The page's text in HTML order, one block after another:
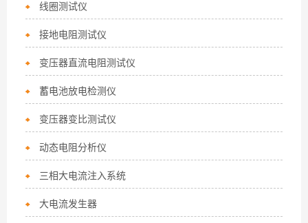
线圈测试仪
接地电阻测试仪
变压器直流电阻测试仪
蓄电池放电检测仪
变压器变比测试仪
动态电阻分析仪
三相大电流注入系统
大电流发生器